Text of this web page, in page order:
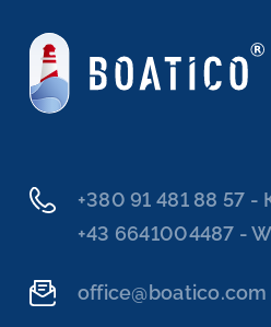
+380 91 481 88 57 -
+43 6641004487 -
office@boatico.com